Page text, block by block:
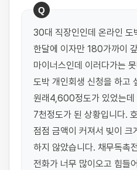
Q
30대 직장인인데 온라인 도
한달에 이자만 180가까이
마이너스인데 이러다가는
도박 개인회생 신청을 하고
원래4,600정도가 있었는데
7천정도가 된 상황입니다.
점점 금액이 커져서 빚이 크
하지 않았습니다. 채무독촉
전화가 너무 많이오고 힘들